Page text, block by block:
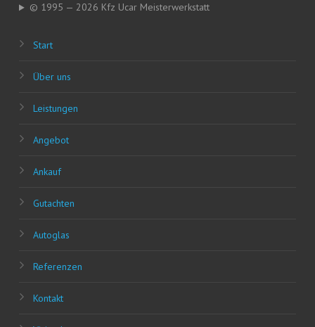
© 1995 — 2026 Kfz Ucar Meisterwerkstatt
Start
Über uns
Leis­tun­gen
Ange­bot
Ankauf
Gut­ach­ten
Auto­glas
Refe­ren­zen
Kon­takt